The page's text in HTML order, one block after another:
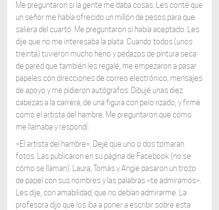
Me preguntaron si la gente me daba cosas. Les conté que
un señor me había ofrecido un millón de pesos para que
saliera del cuarto. Me preguntaron si había aceptado. Les
dije que no me interesaba la plata. Cuando todos (unos
treinta) tuvieron mucho heno y pedazos de pintura seca
de pared que también les regalé, me empezaron a pasar
papeles con direcciones de correo electrónico, mensajes
de apoyo y me pidieron autógrafos. Dibujé unas diez
cabezas a la carrera, de una figura con pelo rizado, y firmé
como el artista del hambre. Me preguntaron que cómo
me llamaba y respondí:
«El artista del hambre». Dejé que uno o dos tomaran
fotos. Las publicaron en su página de Facebook (no se
cómo se llaman). Laura, Tomás y Angie pasaron un trozo
de papel con sus nombres y las palabras «te admiramos».
Les dije, con amabilidad, que no debían admirarme. La
profesora dijo que los iba a poner a escribir sobre esta